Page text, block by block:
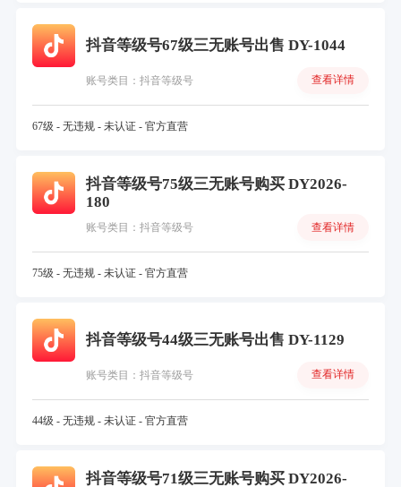
抖音等级号67级三无账号出售 DY-1044
账号类目：抖音等级号 查看详情
67级 - 无违规 - 未认证 - 官方直营
抖音等级号75级三无账号购买 DY2026-
180
账号类目：抖音等级号 查看详情
75级 - 无违规 - 未认证 - 官方直营
抖音等级号44级三无账号出售 DY-1129
账号类目：抖音等级号 查看详情
44级 - 无违规 - 未认证 - 官方直营
抖音等级号71级三无账号购买 DY2026-